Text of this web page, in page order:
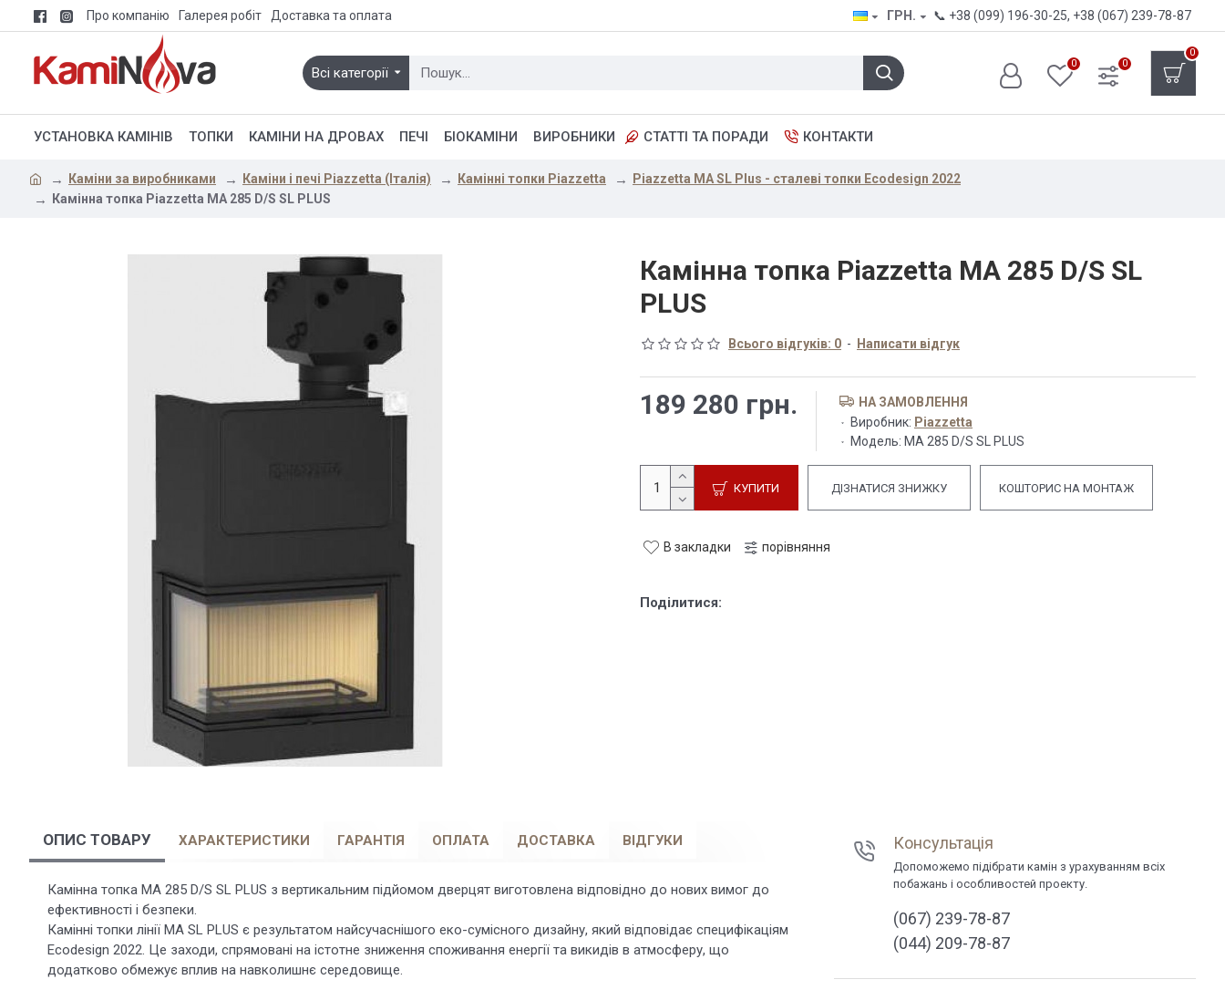
Про компанію Галерея робіт Доставка та оплата ГРН. 📞 +38 (099) 196-30-25, +38 (067) 239-78-87
Всі категорії
0 0
0
УСТАНОВКА КАМІНІВ ТОПКИ КАМІНИ НА ДРОВАХ ПЕЧІ БІОКАМІНИ ВИРОБНИКИ СТАТТІ ТА ПОРАДИ КОНТАКТИ
Каміни за виробниками Каміни і печі Piazzetta (Італія) Камінні топки Piazzetta
Piazzetta MA SL Plus - сталеві топки Ecodesign 2022
Камінна топка Piazzetta MA 285 D/S SL PLUS
Камінна топка Piazzetta MA 285 D/S SL
PLUS
Всього відгуків: 0 - Написати відгук
189 280 грн.
НА ЗАМОВЛЕННЯ
Виробник: Piazzetta
Модель: MA 285 D/S SL PLUS
КУПИТИ ДІЗНАТИСЯ ЗНИЖКУ КОШТОРИС НА МОНТАЖ
В закладки порівняння
Поділитися:
ОПИС ТОВАРУ ХАРАКТЕРИСТИКИ ГАРАНТІЯ ОПЛАТА ДОСТАВКА ВІДГУКИ
Камінна топка MA 285 D/S SL PLUS з вертикальним підйомом дверцят виготовлена відповідно до нових вимог до
ефективності і безпеки.
Камінні топки лінії MA SL PLUS є результатом найсучаснішого еко-сумісного дизайну, який відповідає специфікаціям
Ecodesign 2022. Це заходи, спрямовані на істотне зниження споживання енергії та викидів в атмосферу, що
додатково обмежує вплив на навколишнє середовище.
Консультація
Допоможемо підібрати камін з урахуванням всіх
побажань і особливостей проекту.
(067) 239-78-87
(044) 209-78-87